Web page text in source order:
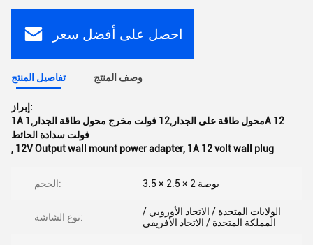
احصل على أفضل سعر
تفاصيل المنتج وصف المنتج
إبراز:
1A محول طاقة على الجدار,12 فولت مخرج محول طاقة الجدار,1A 12
فولت سدادة الحائط
, 12V Output wall mount power adapter, 1A 12 volt wall plug
الحجم: 3.5 × 2.5 × 2 بوصة
نوع الشاشة:
الولايات المتحدة / الاتحاد الأوروبي /
المملكة المتحدة / الاتحاد الأفريقي